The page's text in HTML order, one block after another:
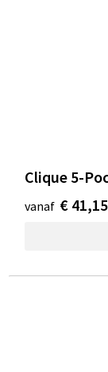
Clique 5-
vanaf € 41,15